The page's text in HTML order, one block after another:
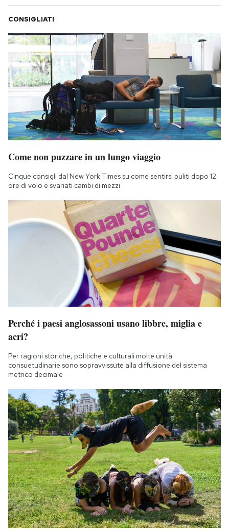
CONSIGLIATI
Come non puzzare in un lungo viaggio
Cinque consigli dal New York Times su come sentirsi puliti dopo 12
ore di volo e svariati cambi di mezzi
Perché i paesi anglosassoni usano libbre, miglia e
acri?
Per ragioni storiche, politiche e culturali molte unità
consuetudinarie sono sopravvissute alla diffusione del sistema
metrico decimale